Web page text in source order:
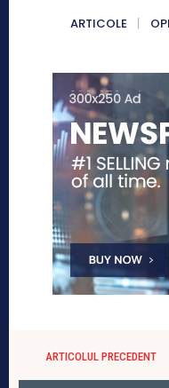
ARTICOLE
ARTICOLUL PRECEDENT